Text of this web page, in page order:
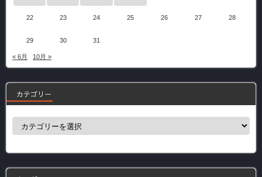
22 23 24 25 26 27 28
29 30 31
« 6月 10月 »
カテゴリー
カ
ー